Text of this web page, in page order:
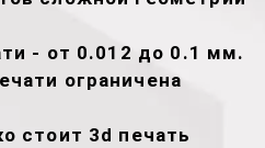
- от 0.012 до 0.1 мм.
ограничена
стоит 3d печать